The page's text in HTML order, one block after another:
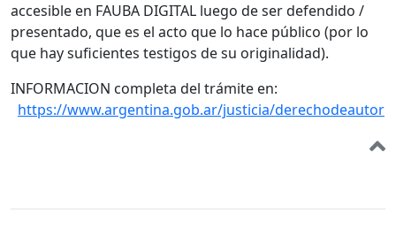
accesible en FAUBA DIGITAL luego de ser defendido /
presentado, que es el acto que lo hace público (por lo
que hay suficientes testigos de su originalidad).
INFORMACION completa del trámite en:
https://www.argentina.gob.ar/justicia/derechodeautor